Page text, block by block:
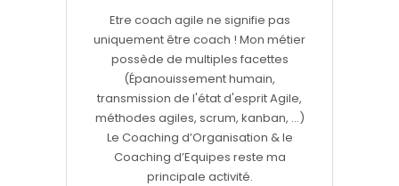
Etre coach agile ne signifie pas
uniquement être coach ! Mon métier
possède de multiples facettes
(Épanouissement humain,
transmission de l'état d'esprit Agile,
méthodes agiles, scrum, kanban, ...)
Le Coaching d’Organisation & le
Coaching d’Equipes reste ma
principale activité.